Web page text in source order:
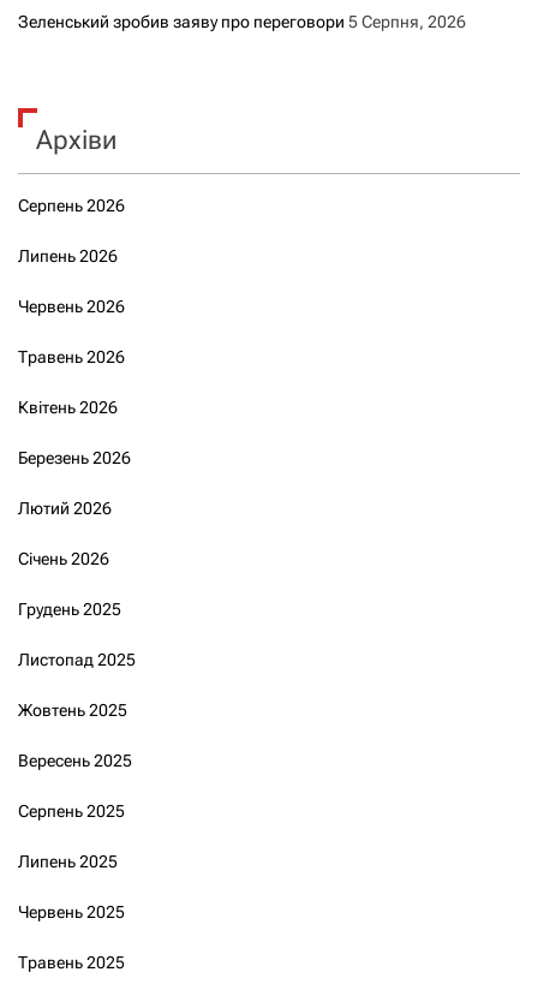
Зеленський зробив заяву про переговори 5 Серпня, 2026
Архіви
Серпень 2026
Липень 2026
Червень 2026
Травень 2026
Квітень 2026
Березень 2026
Лютий 2026
Січень 2026
Грудень 2025
Листопад 2025
Жовтень 2025
Вересень 2025
Серпень 2025
Липень 2025
Червень 2025
Травень 2025